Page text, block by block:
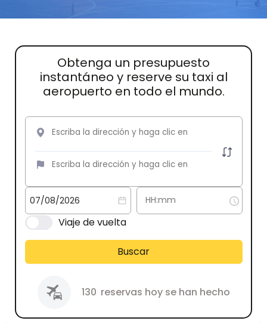
Obtenga un presupuesto
instantáneo y reserve su taxi al
aeropuerto en todo el mundo.
Viaje de vuelta
Buscar
130 reservas hoy se han hecho